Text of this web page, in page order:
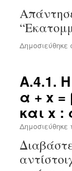
Δημοσιεύθηκε
Α.4.1.
α + x =
και x :
Δημοσιεύθηκε